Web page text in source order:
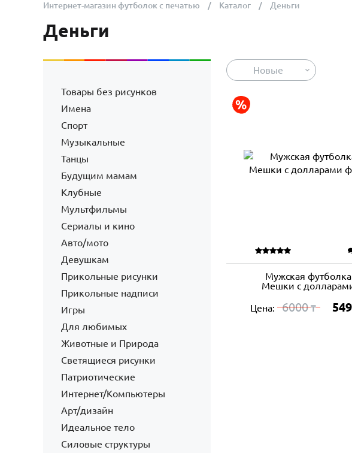
Интернет-магазин футболок с печатью Каталог Деньги
Деньги
Товары без рисунков
Имена
Спорт
Музыкальные
Танцы
Будущим мамам
Клубные
Мультфильмы
Сериалы и кино
Авто/мото
Девушкам
Прикольные рисунки
Прикольные надписи
Игры
Для любимых
Животные и Природа
Светящиеся рисунки
Патриотические
Интернет/Компьютеры
Арт/дизайн
Идеальное тело
Силовые структуры
Новые
Мужская футболка
Мешки с
Цена: 6000₸